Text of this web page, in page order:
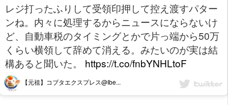
レジ打ったふりして受領印押して控え渡すパター
ンね。内々に処理するからニュースにならないけ
ど、自動車税のタイミングとかで片っ端から50万
くらい横領して辞めて消える。みたいのが実は結
構あると聞いた。 https://t.co/fnbYNHLtoF
【元祖】コブタエクスプレス@Ibe...